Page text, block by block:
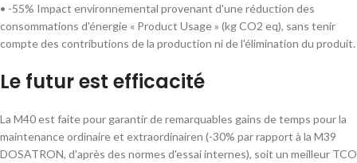
• -55% Impact environnemental provenant d'une réduction des
consommations d'énergie « Product Usage » (kg CO2 eq), sans tenir
compte des contributions de la production ni de l'élimination du produit.
Le futur est efficacité
La M40 est faite pour garantir de remarquables gains de temps pour la
maintenance ordinaire et extraordinairen (-30% par rapport à la M39
DOSATRON, d'après des normes d'essai internes), soit un meilleur TCO